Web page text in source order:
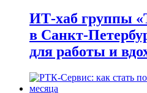
ИТ-хаб группы
в Санкт-
для работы и